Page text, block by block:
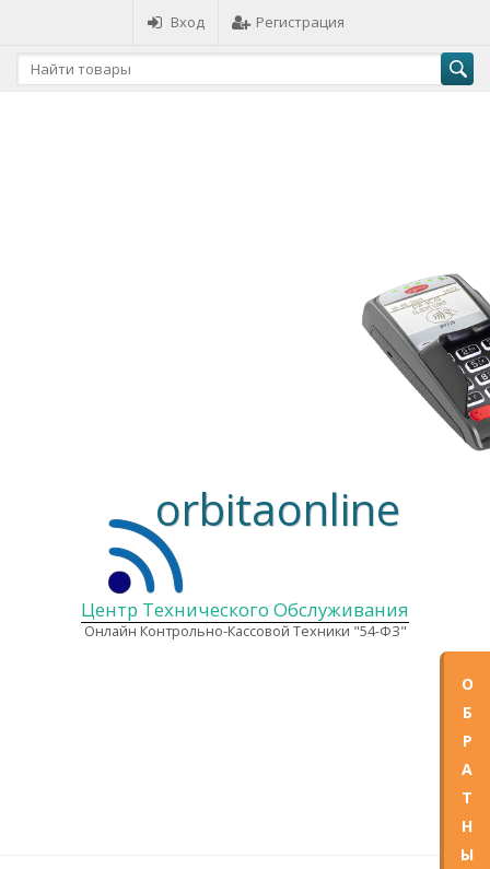
Вход Регистрация
Центр Технического Обслуживания
Онлайн Контрольно-Кассовой Техники "54-ФЗ"
orbitaonline
E-
О
Б
Р
А
Т
Н
Ы